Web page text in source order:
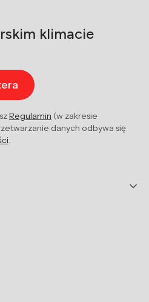
klimacie
Regulamin (w zakresie
danych odbywa się
.